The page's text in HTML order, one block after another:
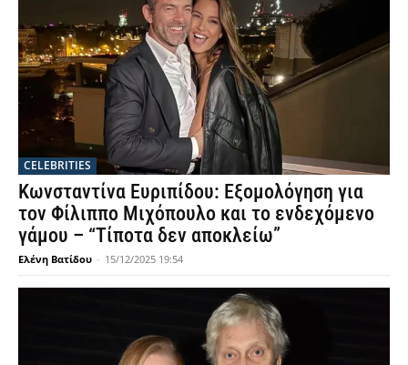
CELEBRITIES
Κωνσταντίνα Ευριπίδου: Εξομολόγηση για
τον Φίλιππο Μιχόπουλο και το ενδεχόμενο
γάμου – “Τίποτα δεν αποκλείω”
Ελένη Βατίδου - 15/12/2025 19:54